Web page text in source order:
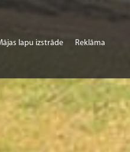
lapu izstrāde Reklāma